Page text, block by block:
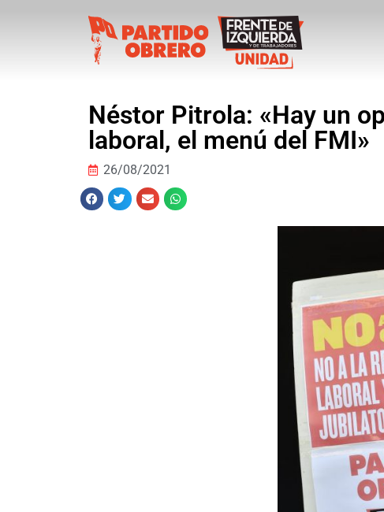
Néstor Pitrola: «Hay un
laboral, el menú del FMI»
26/08/2021